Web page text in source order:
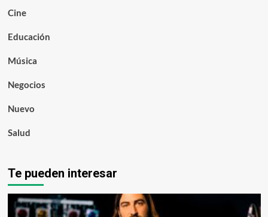
Cine
Educación
Música
Negocios
Nuevo
Salud
Te pueden interesar